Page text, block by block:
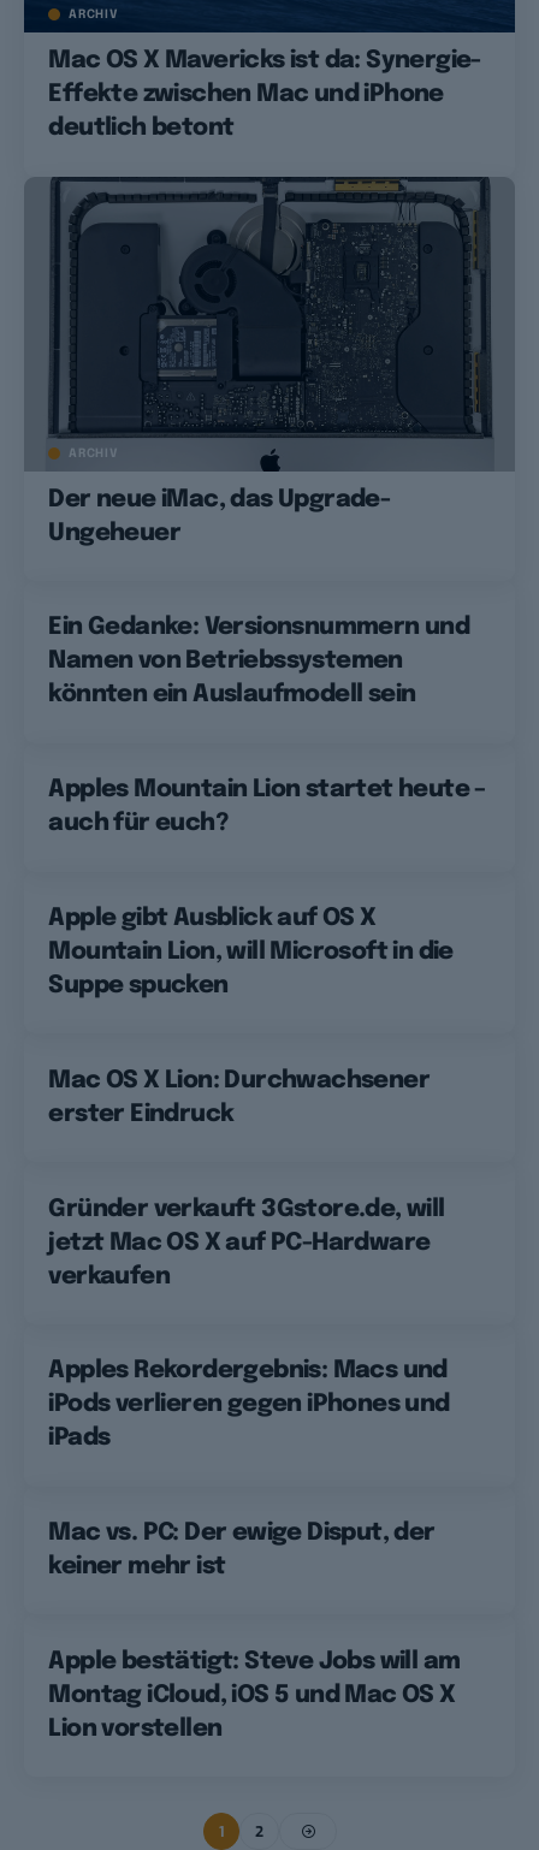
ARCHIV
Mac OS X Mavericks ist da: Synergie-
Effekte zwischen Mac und iPhone
deutlich betont
ARCHIV
Der neue iMac, das Upgrade-
Ungeheuer
Ein Gedanke: Versionsnummern und
Namen von Betriebssystemen
könnten ein Auslaufmodell sein
Apples Mountain Lion startet heute –
auch für euch?
Apple gibt Ausblick auf OS X
Mountain Lion, will Microsoft in die
Suppe spucken
Mac OS X Lion: Durchwachsener
erster Eindruck
Gründer verkauft 3Gstore.de, will
jetzt Mac OS X auf PC-Hardware
verkaufen
Apples Rekordergebnis: Macs und
iPods verlieren gegen iPhones und
iPads
Mac vs. PC: Der ewige Disput, der
keiner mehr ist
Apple bestätigt: Steve Jobs will am
Montag iCloud, iOS 5 und Mac OS X
Lion vorstellen
1 2